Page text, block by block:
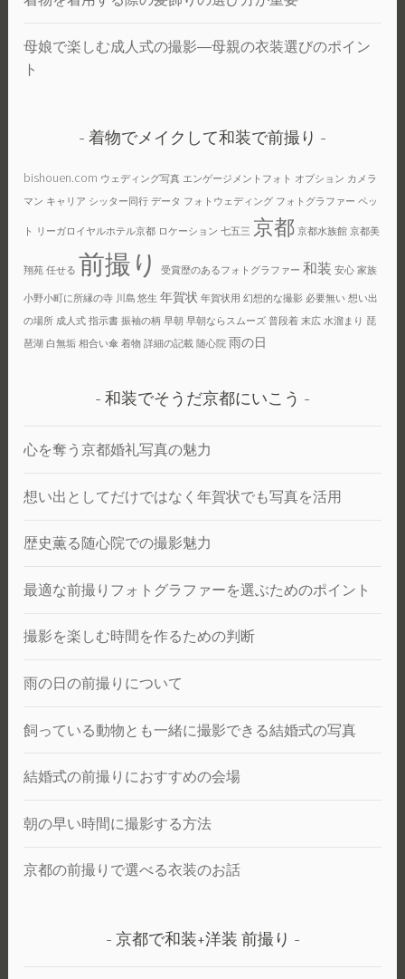
母娘で楽しむ成人式の撮影―母親の衣装選びのポイン
ト
着物でメイクして和装で前撮り
bishouen.com ウェディング写真 エンゲージメントフォト オプション カメラ
マン キャリア シッター同行 データ フォトウェディング フォトグラファー ペッ
ト リーガロイヤルホテル京都 ロケーション 七五三 京都 京都水族館 京都美
翔苑 任せる 前撮り 受賞歴のあるフォトグラファー 和装 安心 家族
小野小町に所縁の寺 川島 悠生 年賀状 年賀状用 幻想的な撮影 必要無い 想い出
の場所 成人式 指示書 振袖の柄 早朝 早朝ならスムーズ 普段着 末広 水溜まり 琵
琶湖 白無垢 相合い傘 着物 詳細の記載 随心院 雨の日
和装でそうだ京都にいこう
心を奪う京都婚礼写真の魅力
想い出としてだけではなく年賀状でも写真を活用
歴史薫る随心院での撮影魅力
最適な前撮りフォトグラファーを選ぶためのポイント
撮影を楽しむ時間を作るための判断
雨の日の前撮りについて
飼っている動物とも一緒に撮影できる結婚式の写真
結婚式の前撮りにおすすめの会場
朝の早い時間に撮影する方法
京都の前撮りで選べる衣装のお話
京都で和装+洋装 前撮り